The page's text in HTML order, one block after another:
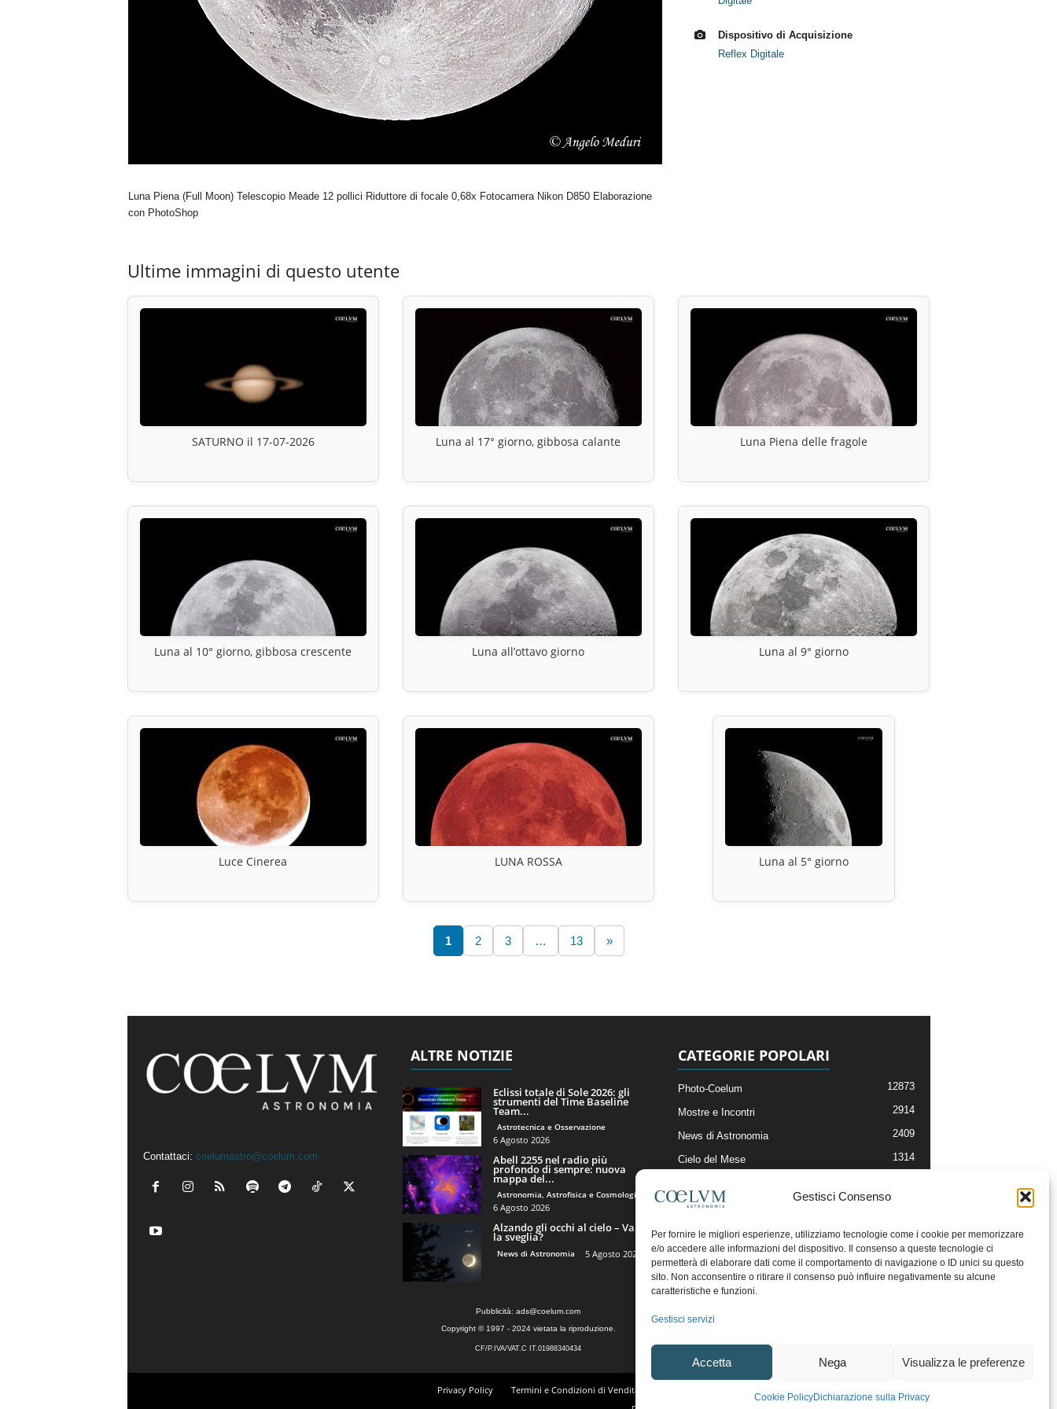
Gestisci Consenso
Per fornire le migliori esperienze, utilizziamo tecnologie come i cookie per memorizzare
e/o accedere alle informazioni del dispositivo. Il consenso a queste tecnologie ci
permetterà di elaborare dati come il comportamento di navigazione o ID unici su questo
sito. Non acconsentire o ritirare il consenso può influire negativamente su alcune
caratteristiche e funzioni.
Gestisci servizi
Accetta Nega Visualizza le preferenze
Cookie PolicyDichiarazione sulla Privacy
Luna Piena (Full Moon) Telescopio Meade 12 pollici Riduttore di focale 0,68x Fotocamera Nikon D850 Elaborazione
con PhotoShop
Dispositivo di Acquisizione
Reflex Digitale
Ultime immagini di questo utente
SATURNO il 17-07-2026 Luna al 17° giorno, gibbosa calante Luna Piena delle fragole
Luna al 10° giorno, gibbosa crescente Luna all’ottavo giorno Luna al 9° giorno
Luce Cinerea LUNA ROSSA Luna al 5° giorno
1 2 3 … 13 »
Contattaci: coelumastro@coelum.com
ALTRE NOTIZIE
Eclissi totale di Sole 2026: gli
strumenti del Time Baseline
Team...
Astrotecnica e Osservazione
6 Agosto 2026
Abell 2255 nel radio più
profondo di sempre: nuova
mappa del...
Astronomia, Astrofisica e Cosmologia
6 Agosto 2026
Alzando gli occhi al cielo – Vale
la sveglia?
News di Astronomia 5 Agosto 2026
CATEGORIE POPOLARI
Photo-Coelum 12873
Mostre e Incontri 2914
News di Astronomia 2409
Cielo del Mese 1314
Articoli e Risorse On-Line
Il Blog della Redazione
Pubblicità: ads@coelum.com
Copyright © 1997 - 2024 vietata la riproduzione.
CF/P.IVA/VAT.C IT.01988340434
Privacy Policy Termini e Condizioni di Vendita